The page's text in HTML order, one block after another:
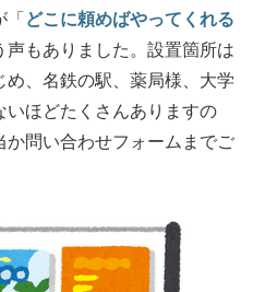
「どこに頼めばやってくれる
声もありました。設置箇所は
、名鉄の駅、薬局様、大学
ほどたくさんありますの
問い合わせフォームまでご